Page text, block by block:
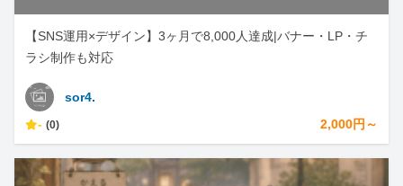
【SNS運用×デザイン】3ヶ月で8,000人達成|バナー・LP・チ
ラシ制作も対応
sor4.
- (0) 2,000円～